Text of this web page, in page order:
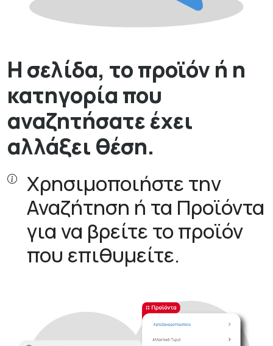
Η σελίδα, το προϊόν ή η
κατηγορία που
αναζητήσατε έχει
αλλάξει θέση.
Χρησιμοποιήστε την
Αναζήτηση ή τα Προϊόντα
για να βρείτε το προϊόν
που επιθυμείτε.